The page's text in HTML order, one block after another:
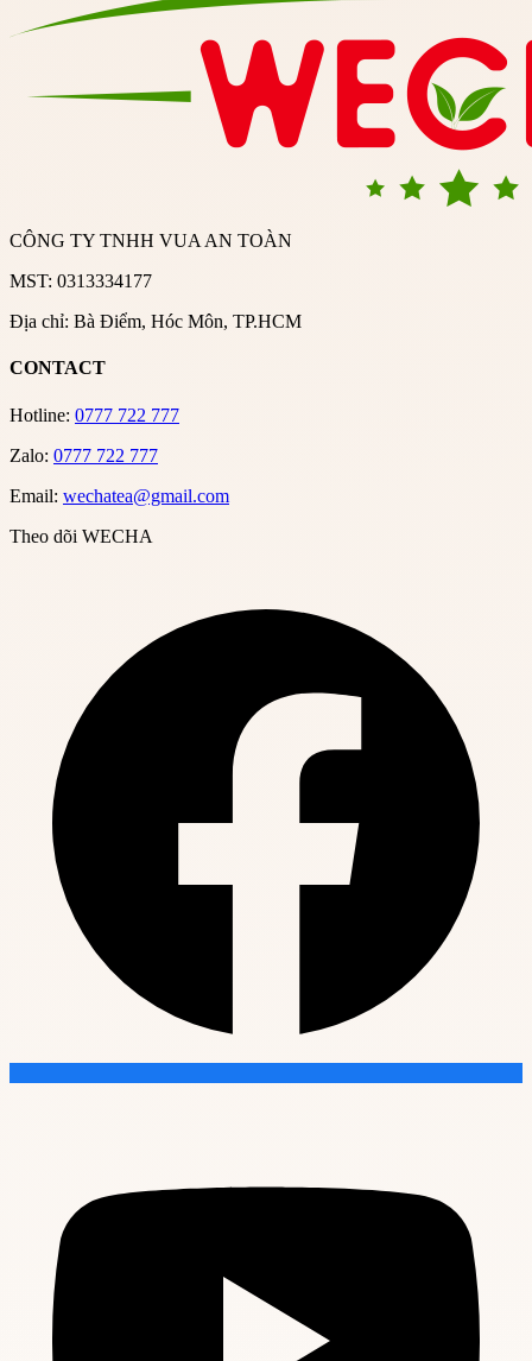
CÔNG TY TNHH VUA AN TOÀN
MST: 0313334177
Địa chỉ: Bà Điểm, Hóc Môn, TP.HCM
CONTACT
Hotline: 0777 722 777
Zalo: 0777 722 777
Email: wechatea@gmail.com
Theo dõi WECHA